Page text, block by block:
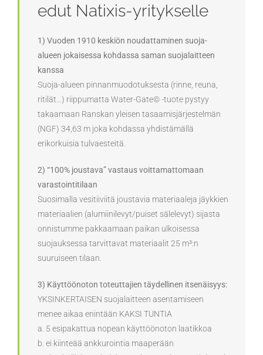
edut Natixis-yritykselle
1) Vuoden 1910 keskiön noudattaminen suoja-
alueen jokaisessa kohdassa saman suojalaitteen
kanssa
Suoja-alueen pinnanmuodotuksesta (rinne, reuna,
ritilät…) riippumatta Water-Gate© -tuote pystyy
takaamaan Ranskan yleisen tasaamisjärjestelmän
(NGF) 34,63 m joka kohdassa yhdistämällä
erikorkuisia tulvaesteitä.
2) “100% joustava” vastaus voittamattomaan
varastointitilaan
Suosimalla vesitiiviitä joustavia materiaaleja jäykkien
materiaalien (alumiinilevyt/puiset sälelevyt) sijasta
onnistumme pakkaamaan paikan ulkoisessa
suojauksessa tarvittavat materiaalit 25 m³:n
suuruiseen tilaan.
3) Käyttöönoton toteuttajien täydellinen itsenäisyys:
YKSINKERTAISEN suojalaitteen asentamiseen
menee aikaa enintään KAKSI TUNTIA
a. 5 esipakattua nopean käyttöönoton laatikkoa
b. ei kiinteää ankkurointia maaperään